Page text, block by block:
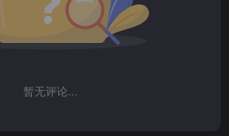
暂无评论...